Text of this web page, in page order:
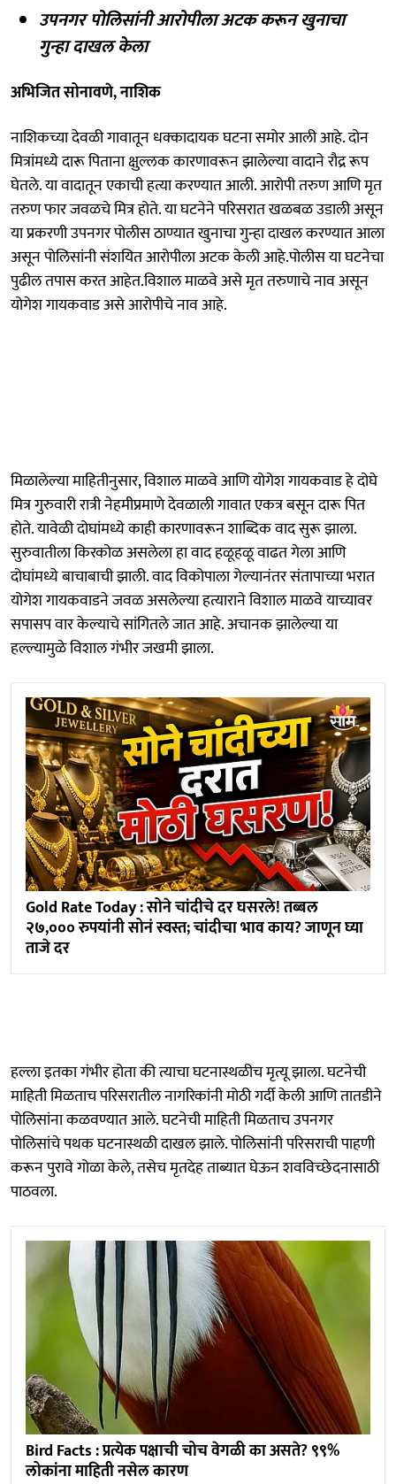
उपनगर पोलिसांनी आरोपीला अटक करून खुनाचा
गुन्हा दाखल केला
अभिजित सोनावणे, नाशिक
नाशिकच्या देवळी गावातून धक्कादायक घटना समोर आली आहे. दोन
मित्रांमध्ये दारू पिताना क्षुल्लक कारणावरून झालेल्या वादाने रौद्र रूप
घेतले. या वादातून एकाची हत्या करण्यात आली. आरोपी तरुण आणि मृत
तरुण फार जवळचे मित्र होते. या घटनेने परिसरात खळबळ उडाली असून
या प्रकरणी उपनगर पोलीस ठाण्यात खुनाचा गुन्हा दाखल करण्यात आला
असून पोलिसांनी संशयित आरोपीला अटक केली आहे.पोलीस या घटनेचा
पुढील तपास करत आहेत.विशाल माळवे असे मृत तरुणाचे नाव असून
योगेश गायकवाड असे आरोपीचे नाव आहे.
मिळालेल्या माहितीनुसार, विशाल माळवे आणि योगेश गायकवाड हे दोघे
मित्र गुरुवारी रात्री नेहमीप्रमाणे देवळाली गावात एकत्र बसून दारू पित
होते. यावेळी दोघांमध्ये काही कारणावरून शाब्दिक वाद सुरू झाला.
सुरुवातीला किरकोळ असलेला हा वाद हळूहळू वाढत गेला आणि
दोघांमध्ये बाचाबाची झाली. वाद विकोपाला गेल्यानंतर संतापाच्या भरात
योगेश गायकवाडने जवळ असलेल्या हत्याराने विशाल माळवे याच्यावर
सपासप वार केल्याचे सांगितले जात आहे. अचानक झालेल्या या
हल्ल्यामुळे विशाल गंभीर जखमी झाला.
Gold Rate Today : सोने चांदीचे दर घसरले! तब्बल
२७,००० रुपयांनी सोनं स्वस्त; चांदीचा भाव काय? जाणून घ्या
ताजे दर
हल्ला इतका गंभीर होता की त्याचा घटनास्थळीच मृत्यू झाला. घटनेची
माहिती मिळताच परिसरातील नागरिकांनी मोठी गर्दी केली आणि तातडीने
पोलिसांना कळवण्यात आले. घटनेची माहिती मिळताच उपनगर
पोलिसांचे पथक घटनास्थळी दाखल झाले. पोलिसांनी परिसराची पाहणी
करून पुरावे गोळा केले, तसेच मृतदेह ताब्यात घेऊन शवविच्छेदनासाठी
पाठवला.
Bird Facts : प्रत्येक पक्षाची चोच वेगळी का असते? ९९%
लोकांना माहिती नसेल कारण